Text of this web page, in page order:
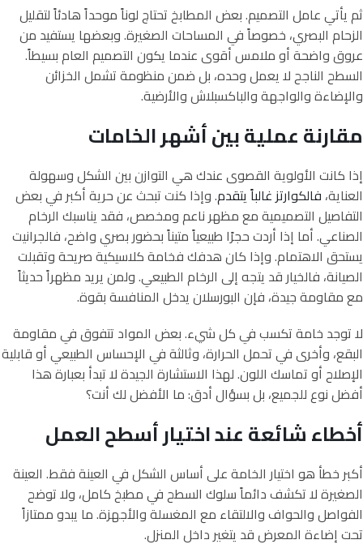
ثم يأتي عامل التصميم. بعض المطابخ تحتاج لوناً موحداً هادئاً لتقليل
الزحام البصري، خصوصاً في المساحات الصغيرة. وبعضها يستفيد من
عروق واضحة أو ملامس أقوى عندما يكون التصميم العام بسيطاً.
السطح الناجح لا يعمل وحده، بل ضمن منظومة تشمل الخزائن
والإضاءة والواجهة والباكسبلاش والأرضية.
مقارنة عملية بين أشهر الخامات
إذا كانت الأولوية القصوى عندك هي التوازن بين الشكل وسهولة
العناية، فالكوارتز غالباً يتقدم. وإذا كنت تبحث عن حرية أكبر في بعض
التفاصيل التصميمية مع مظهر ناعم ومخصص، فقد يناسبك الرخام
الصناعي. أما إذا أردت حجرًا طبيعياً متيناً بحضور بصري واضح، فالجرانيت
يستحق الاهتمام. وإذا كان هدفك فخامة كلاسيكية صريحة وتقبلت
الصيانة، فالخيار قد يتجه إلى الرخام الطبيعي. ولمن يريد مظهراً حديثاً
مع مقاومة جيدة، فإن البورسلان يدخل المنافسة بقوة.
لا توجد خامة تكسب في كل شيء. بعض المواد تتفوق في مقاومة
البقع، وأخرى في تحمل الحرارة، وثالثة في الإحساس الطبيعي أو قابلية
الإصلاح أو تماسك اللون. لهذا الاستشارة الجيدة لا تبدأ بعبارة هذا
أفضل نوع للجميع، بل بسؤال أدق: ما الأفضل لك أنت؟
أخطاء شائعة عند اختيار أسطح العمل
أكبر خطأ هو اختيار الخامة على أساس الشكل في العينة فقط. العينة
الصغيرة لا تكشف دائماً سلوك السطح في مطبخ كامل، ولا توضح
الفواصل والحواف والالتقاء مع المغسلة والأجهزة. ما يبدو ممتازاً
تحت إضاءة المعرض قد يتغير داخل المنزل.